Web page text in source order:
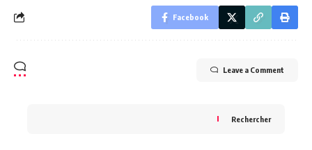
Facebook
Leave a Comment
Rechercher